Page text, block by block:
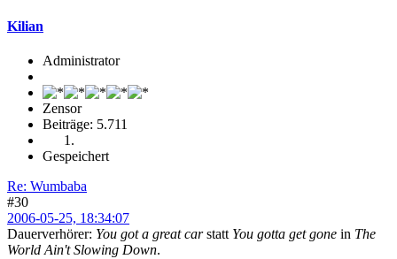
Kilian
Administrator
Zensor
Beiträge: 5.711
Gespeichert
Re: Wumbaba
#30
2006-05-25, 18:34:07
Dauerverhörer: You got a great carstatt You gotta get gone in The
World Ain't Slowing Down.